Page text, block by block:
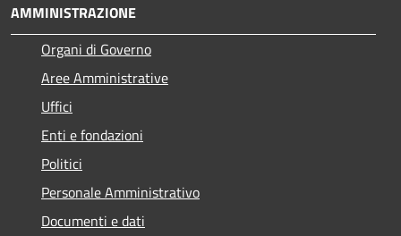
AMMINISTRAZIONE
Organi di Governo
Aree Amministrative
Uffici
Enti e fondazioni
Politici
Personale Amministrativo
Documenti e dati